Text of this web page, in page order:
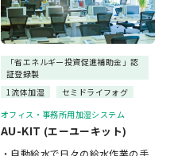
「省エネルギー投資促進補助金」認
証登録製
1流体加湿
セミドライフォグ
オフィス・事務所用加湿システム
AU-KIT (エーユーキット)
・自動給水で日々の給水作業の手